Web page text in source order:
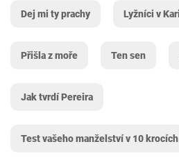
Dej mi ty prachy Lyžníci v
Přišla z moře Ten sen
Jak tvrdí Pereira
Test vašeho manželství v 10 krocích